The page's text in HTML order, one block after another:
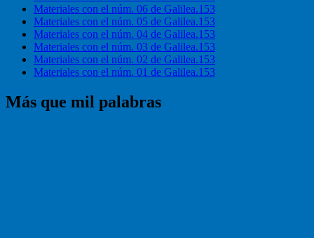
Materiales con el núm. 06 de Galilea.153
Materiales con el núm. 05 de Galilea.153
Materiales con el núm. 04 de Galilea.153
Materiales con el núm. 03 de Galilea.153
Materiales con el núm. 02 de Galilea.153
Materiales con el núm. 01 de Galilea.153
Más que mil palabras